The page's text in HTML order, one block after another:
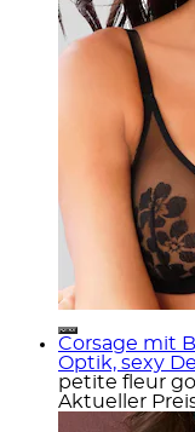
Corsage mit
Optik, sexy
petite fleur
Aktueller